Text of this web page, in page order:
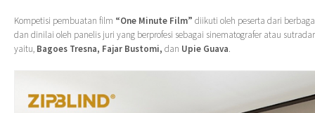
Kompetisi pembuatan film “One Minute Film” diikuti oleh peserta dari
dan dinilai oleh panelis juri yang berprofesi sebagai sinematografer atau
yaitu, Bagoes Tresna, Fajar Bustomi, dan Upie Guava.